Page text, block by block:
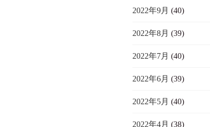
2022年9月 (40)
2022年8月 (39)
2022年7月 (40)
2022年6月 (39)
2022年5月 (40)
2022年4月 (38)